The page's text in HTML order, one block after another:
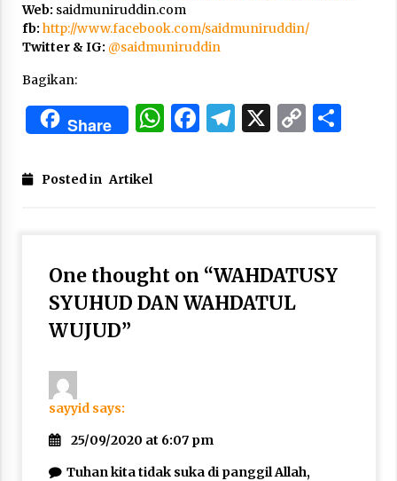
Web: saidmuniruddin.com
fb: http://www.facebook.com/saidmuniruddin/
Twitter & IG: @saidmuniruddin
Bagikan:
Share WhatsApp
Facebook
Telegram
X Copy
Posted in Artikel
One thought on “WAHDATUSY
SYUHUD DAN WAHDATUL
WUJUD”
sayyid says:
25/09/2020 at 6:07 pm
Tuhan kita tidak suka di panggil Allah,